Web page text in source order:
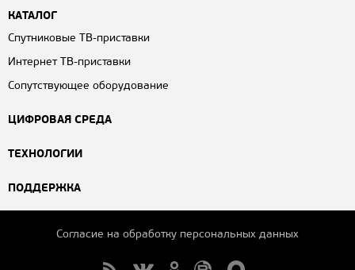
КАТАЛОГ
Спутниковые ТВ-приставки
Интернет ТВ-приставки
Сопутствующее оборудование
ЦИФРОВАЯ СРЕДА
ТЕХНОЛОГИИ
ПОДДЕРЖКА
Согласие на обработку персональных данных